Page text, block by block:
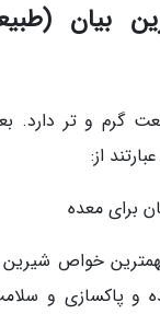
بیان
گرم و تر دارد.
از:
برای معده
خواص شیرین
و پاکسازی و